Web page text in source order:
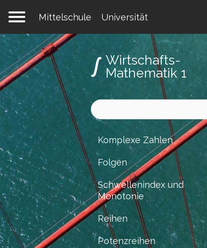
Mittelschule
Universität
Wirtschafts-
Mathematik 1
Komplexe Zahlen
Folgen
Schwellenindex und
Monotonie
Reihen
Potenzreihen